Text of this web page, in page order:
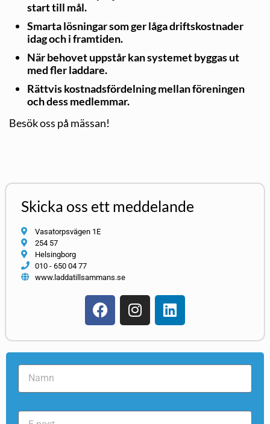
start till mål.
Smarta lösningar som ger låga driftskostnader
idag och i framtiden.
När behovet uppstår kan systemet byggas ut
med fler laddare.
Rättvis kostnadsfördelning mellan föreningen
och dess medlemmar.
Besök oss på mässan!
Skicka oss ett meddelande
Vasatorpsvägen 1E
254 57
Helsingborg
010 - 650 04 77
www.laddatillsammans.se